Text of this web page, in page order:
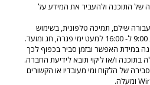
של התוכנה ולהעביר את המידע על
שילם, תמיכה טלפונית, בשימוש
במידת האפשר ובזמן סביר בכפוף לכך
ו/או ליקוי תובא לידיעת החברה.
של הלקוח ומי מעובדיו או הקשורים